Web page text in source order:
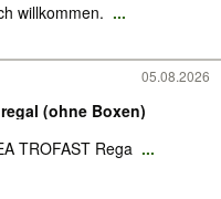
willkommen. ...
05.08.2026
(ohne Boxen)
TROFAST Rega ...